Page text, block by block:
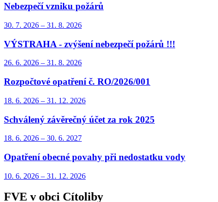
Nebezpečí vzniku požárů
30. 7. 2026 – 31. 8. 2026
VÝSTRAHA - zvýšení nebezpečí požárů !!!
26. 6. 2026 – 31. 8. 2026
Rozpočtové opatření č. RO/2026/001
18. 6. 2026 – 31. 12. 2026
Schválený závěrečný účet za rok 2025
18. 6. 2026 – 30. 6. 2027
Opatření obecné povahy při nedostatku vody
10. 6. 2026 – 31. 12. 2026
FVE v obci Cítoliby